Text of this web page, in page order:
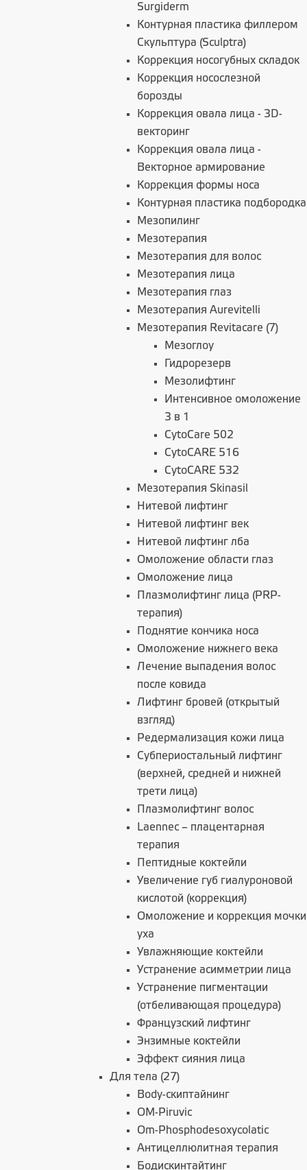
Surgiderm
Контурная пластика филлером
Скульптура (Sculptra)
Коррекция носогубных складок
Коррекция носослезной
борозды
Коррекция овала лица - 3D-
векторинг
Коррекция овала лица -
Векторное армирование
Коррекция формы носа
Контурная пластика подбородка
Мезопилинг
Мезотерапия
Мезотерапия для волос
Мезотерапия лица
Мезотерапия глаз
Мезотерапия Aurevitelli
Мезотерапия Revitacare (7)
Мезоглоу
Гидрорезерв
Мезолифтинг
Интенсивное омоложение
3 в 1
CytoCare 502
CytoCARE 516
СytoCARE 532
Мезотерапия Skinasil
Нитевой лифтинг
Нитевой лифтинг век
Нитевой лифтинг лба
Омоложение области глаз
Омоложение лица
Плазмолифтинг лица (PRP-
терапия)
Поднятие кончика носа
Омоложение нижнего века
Лечение выпадения волос
после ковида
Лифтинг бровей (открытый
взгляд)
Редермализация кожи лица
Субпериостальный лифтинг
(верхней, средней и нижней
трети лица)
Плазмолифтинг волос
Laennec – плацентарная
терапия
Пептидные коктейли
Увеличение губ гиалуроновой
кислотой (коррекция)
Омоложение и коррекция мочки
уха
Увлажняющие коктейли
Устранение асимметрии лица
Устранение пигментации
(отбеливающая процедура)
Французский лифтинг
Энзимные коктейли
Эффект сияния лица
Для тела (27)
Body-скиптайнинг
OM-Piruvic
Om-Phosphodesoxycolatic
Антицеллюлитная терапия
Бодискинтайтинг